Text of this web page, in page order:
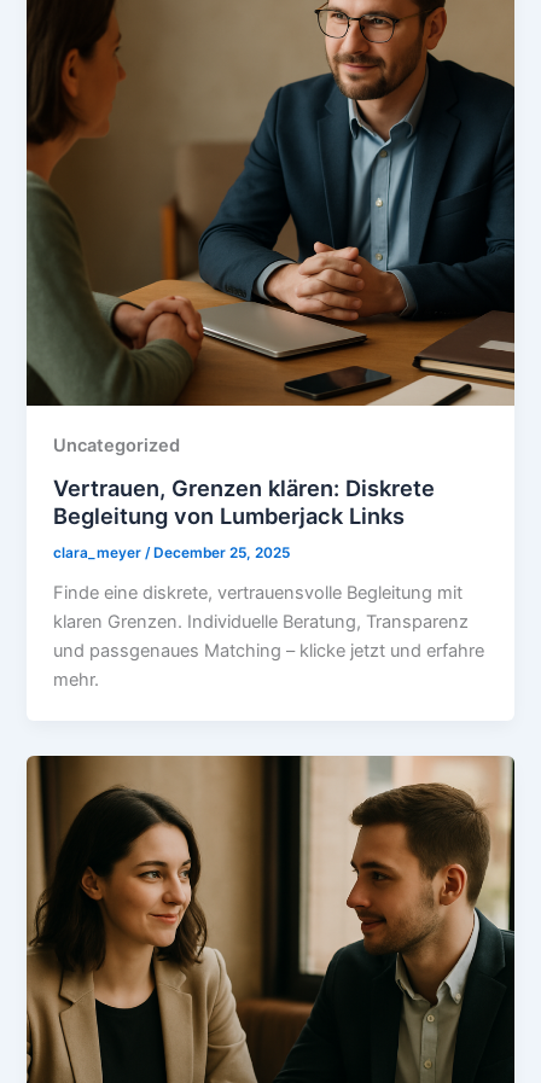
Uncategorized
Vertrauen, Grenzen klären: Diskrete
Begleitung von Lumberjack Links
clara_meyer/ December 25, 2025
Finde eine diskrete, vertrauensvolle Begleitung mit
klaren Grenzen. Individuelle Beratung, Transparenz
und passgenaues Matching – klicke jetzt und erfahre
mehr.